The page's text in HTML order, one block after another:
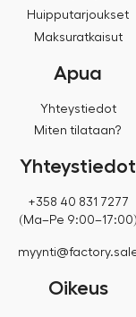
Huipputarjoukset
Maksuratkaisut
Apua
Yhteystiedot
Miten tilataan?
Yhteystiedot
+358 40 831 7277
(Ma–Pe 9:00–17:00)
Oikeus